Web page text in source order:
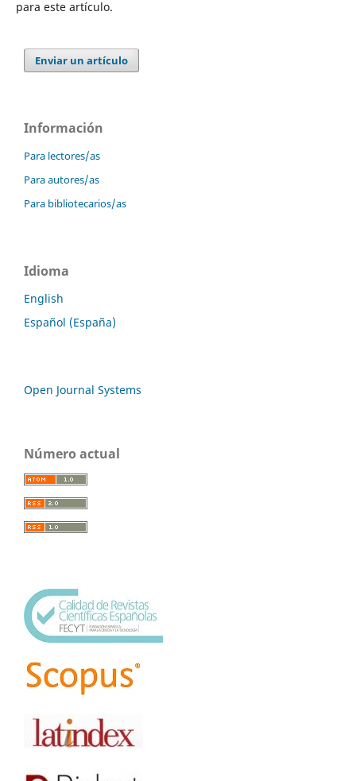
para este artículo.
Enviar un artículo
Información
Para lectores/as
Para autores/as
Para bibliotecarios/as
Idioma
English
Español (España)
Open Journal Systems
Número actual